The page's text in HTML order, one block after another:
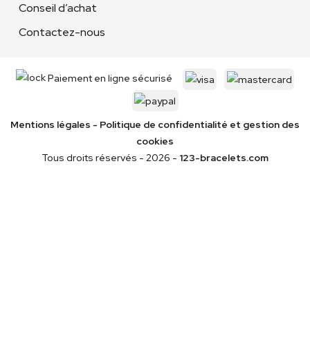
Conseil d’achat
Contactez-nous
Paiement en ligne sécurisé
Mentions légales - Politique de confidentialité et gestion des
cookies
Tous droits réservés - 2026 - 123-bracelets.com